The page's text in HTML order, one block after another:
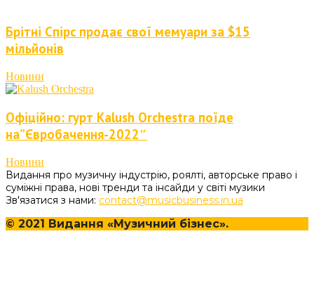
Брітні Спірс продає свої мемуари за $15
мільйонів
Новини
Офіційно: гурт Kalush Orchestra поїде
на”Євробачення-2022″
Новини
Видання про музичну індустрію, роялті, авторське право і
суміжні права, нові тренди та інсайди у світі музики
Зв'язатися з нами: contact@musicbusiness.in.ua
© 2021 Видання «Музичний бізнес».